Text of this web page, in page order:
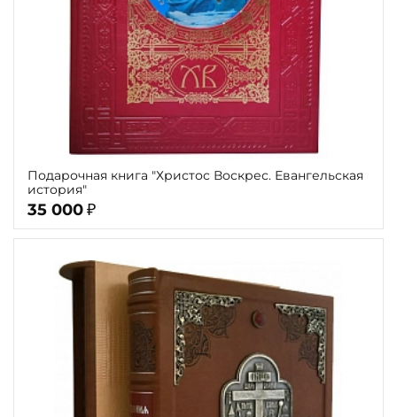
Подарочная книга "Христос Воскрес. Евангельская
история"
35 000 ₽